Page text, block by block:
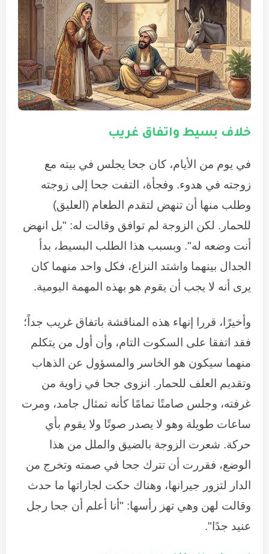
خلاف بسيط واتفاق غريب
في يوم من الأيام، كان جحا يجلس في بيته مع
زوجته في هدوء. وفجأة، التفت جحا إلى زوجته
وطلب منها أن تنهض لتقدم الطعام (العليق)
للحمار. لكن الزوجة لم توافق وقالت له: "بل انهض
أنت وضعه له". وبسبب هذا الطلب البسيط، بدأ
الجدال بينهما واشتد النزاع، فكل واحد منهما كان
يرى أنه لا يجب أن يقوم هو بهذه المهمة اليومية.
وأخيرًا، قررا إنهاء هذه المناقشة باتفاق غريب جداً؛
فقد اتفقا على السكوت التام، وأن أول من يتكلم
منهما سيكون هو الخاسر والمسؤول عن الذهاب
وتقديم العلف للحمار. انزوى جحا في زاوية من
غرفته، وجلس صامتًا تمامًا كأنه تمثال جامد، ومرت
ساعات طويلة وهو لا يصدر صوتًا ولا يقوم بأي
حركة. شعرت الزوجة بالضيق والملل من هذا
الوضع، فقررت أن تترك جحا في صمته وتخرج من
الدار لتزور جيرانها، وهناك حكت لجاراتها ما حدث
وقالت لهن وهي تهز رأسها: "أنا أعلم أن جحا رجل
عنيد جدًا".